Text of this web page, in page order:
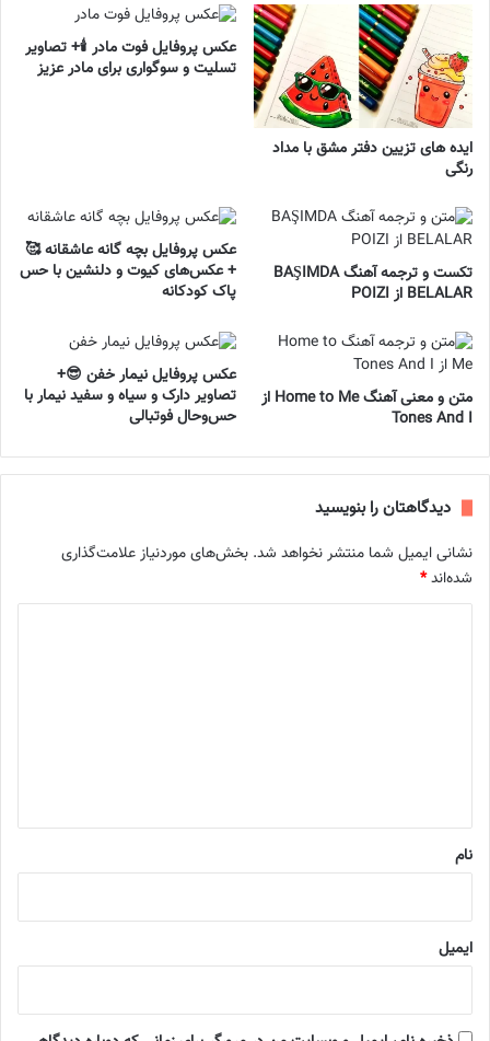
ایده های تزیین دفتر مشق با مداد
رنگی
عکس پروفایل فوت مادر 🕯️+ تصاویر
تسلیت و سوگواری برای مادر عزیز
تکست و ترجمه آهنگ BAŞIMDA
BELALAR از POIZI
عکس پروفایل بچه گانه عاشقانه 🥰
+ عکس‌های کیوت و دلنشین با حس
پاک کودکانه
متن و معنی آهنگ Home to Me از
Tones And I
عکس پروفایل نیمار خفن 😎+
تصاویر دارک و سیاه و سفید نیمار با
حس‌وحال فوتبالی
دیدگاهتان را بنویسید
نشانی ایمیل شما منتشر نخواهد شد. بخش‌های موردنیاز علامت‌گذاری
شده‌اند*
نام
ایمیل